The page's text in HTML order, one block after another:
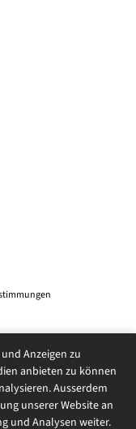
neuen Tab)
Anzeigen zu
anbieten zu können
Ausserdem
unserer Website an
und Analysen weiter.